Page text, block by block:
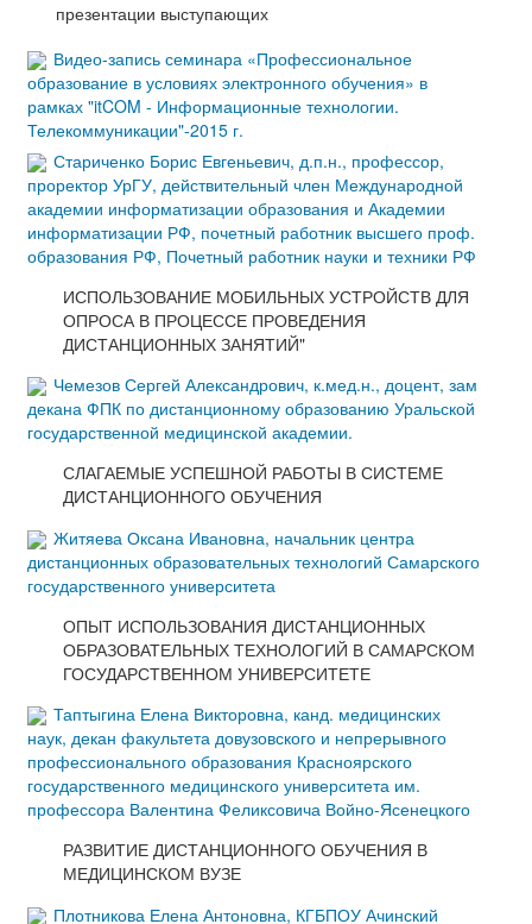
презентации выступающих
Видео-запись семинара «Профессиональное
образование в условиях электронного обучения» в
рамках "itCOM - Информационные технологии.
Телекоммуникации"-2015 г.
Стариченко Борис Евгеньевич, д.п.н., профессор,
проректор УрГУ, действительный член Международной
академии информатизации образования и Академии
информатизации РФ, почетный работник высшего проф.
образования РФ, Почетный работник науки и техники РФ
ИСПОЛЬЗОВАНИЕ МОБИЛЬНЫХ УСТРОЙСТВ ДЛЯ
ОПРОСА В ПРОЦЕССЕ ПРОВЕДЕНИЯ
ДИСТАНЦИОННЫХ ЗАНЯТИЙ"
Чемезов Сергей Александрович, к.мед.н., доцент, зам
декана ФПК по дистанционному образованию Уральской
государственной медицинской академии.
СЛАГАЕМЫЕ УСПЕШНОЙ РАБОТЫ В СИСТЕМЕ
ДИСТАНЦИОННОГО ОБУЧЕНИЯ
Житяева Оксана Ивановна, начальник центра
дистанционных образовательных технологий Самарского
государственного университета
ОПЫТ ИСПОЛЬЗОВАНИЯ ДИСТАНЦИОННЫХ
ОБРАЗОВАТЕЛЬНЫХ ТЕХНОЛОГИЙ В САМАРСКОМ
ГОСУДАРСТВЕННОМ УНИВЕРСИТЕТЕ
Таптыгина Елена Викторовна, канд. медицинских
наук, декан факультета довузовского и непрерывного
профессионального образования Красноярского
государственного медицинского университета им.
профессора Валентина Феликсовича Войно-Ясенецкого
РАЗВИТИЕ ДИСТАНЦИОННОГО ОБУЧЕНИЯ В
МЕДИЦИНСКОМ ВУЗЕ
Плотникова Елена Антоновна, КГБПОУ Ачинский